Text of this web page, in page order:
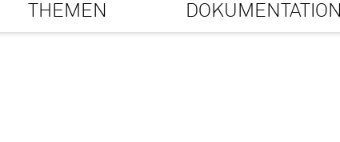
THEMEN DOKUMENTATION